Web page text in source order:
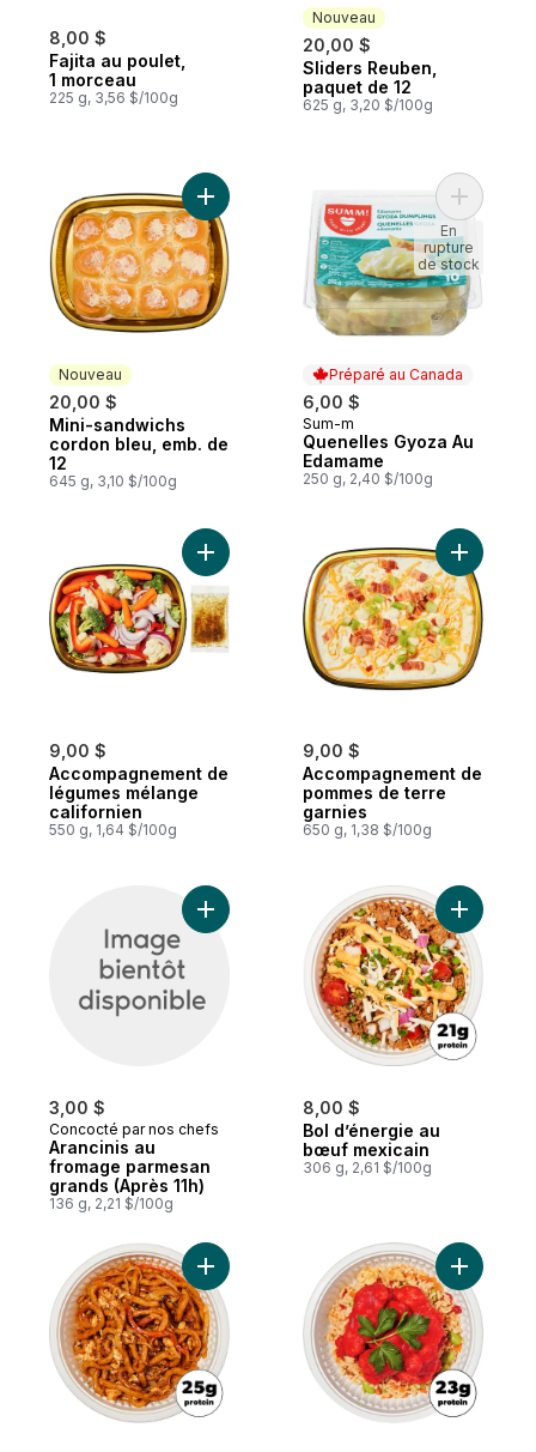
8,00 $
Fajita au poulet,
1 morceau
225 g, 3,56 $/100g
Nouveau
20,00 $
Nouveau
Sliders Reuben,
paquet de 12
625 g, 3,20 $/100g
Nouveau
20,00 $
Nouveau
Mini-sandwichs
cordon bleu, emb. de
12
645 g, 3,10 $/100g
Ajouter Mini-sandwichs cordon bleu,
Préparé au Canada
6,00 $
Préparé au Canada
Sum-m
Quenelles Gyoza Au
Edamame
250 g, 2,40 $/100g
Ajouter
En
rupture
de stock
9,00 $
Accompagnement de
légumes mélange
californien
550 g, 1,64 $/100g
Ajouter Accompagnement de légumes
9,00 $
Accompagnement de
pommes de terre
garnies
650 g, 1,38 $/100g
Ajouter
3,00 $
Concocté par nos chefs
Arancinis au
fromage parmesan
grands (Après 11h)
136 g, 2,21 $/100g
Ajouter Arancinis au fromage parmesan
8,00 $
Bol d’énergie au
bœuf mexicain
306 g, 2,61 $/100g
Ajouter
Ajouter Bol d’énergie au nouillesAjouter